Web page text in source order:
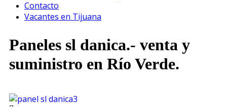
Contacto
Vacantes en Tijuana
Paneles sl danica.- venta y
suministro en Río Verde.